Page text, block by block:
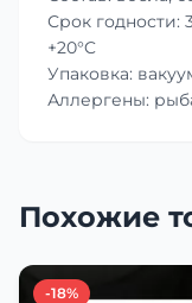
Срок годности:
+20°C
Упаковка:
Аллергены:
Похожие
-18%